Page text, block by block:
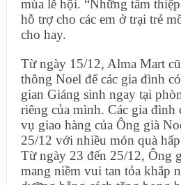
mùa lễ hội. “Những tấm
hỗ trợ cho các em ở trại trẻ
cho hay.
Từ ngày 15/12, Alma Mart
thông Noel để các gia đình
gian Giáng sinh ngay tại
riêng của mình. Các gia đình
vụ giao hàng của Ông già
25/12 với nhiều món quà
Từ ngày 23 đến 25/12, Ông
mang niềm vui tan tỏa khắp